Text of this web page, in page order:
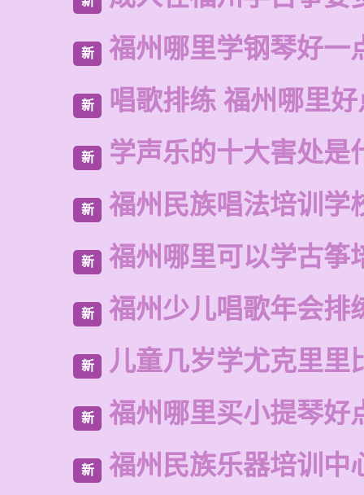
新 福州哪里学钢琴好一
新 唱歌排练 福州哪里好
新 学声乐的十大害处是
新 福州民族唱法培训学
新 福州哪里可以学古筝
新 福州少儿唱歌年会排
新 儿童几岁学尤克里里
新 福州哪里买小提琴好
新 福州民族乐器培训中